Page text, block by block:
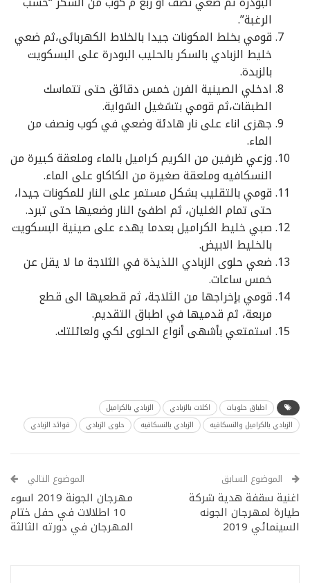
الرغبة”.
قومي بخلط المكونات جيدا بالخلاط الكهربائى،ثم ضعي
خليط الزبادي بالسكر بالحليب البودرة على البسكويت
بالزبدة.
ادخلي الصينية الفرن خمس دقائق حتى تتماسك
الطبقات،ثم قومي بتشغيل الشواية.
جهزى اناء على نار هادئة وضعي في كوب ونصف من
الماء.
وزعي ظرفين من الكريم كراميل بالماء وملعقة كبيرة من
النسكافيه وملعقة صغيرة من الكاكاو على الماء.
قومي بالتقليب بشكل مستمر على النار للمكونات جيدا،
حتى تمام الغليان، ثم اطفئ النار وضعيها حتى تبرد.
صبي خليط الكراميل بعدما يهدء على صينية البسكويت
بالخليط الابيض.
ضعي حلوى الزبادي اللذيذة في الثلاجة ما لا يقل عن
خمس ساعات.
قومي بإخراجها من الثلاجة، ثم قطعيها الى قطع
مربعة، ثم قدميها في اطباق التقديم.
استمتعي بأشهى أنواع الحلوى لكي ولعائلتك.
اطباق حلويات اكلات بالزبادي
الزبادي بالكراميل
الزبادي بالكراميل والنسكافيه
الزبادي بالنسكافيه حلوى الزبادي فوائد الزبادي
الموضوع السابق
اغنية سقفة هدية شركة
طيارة لمهرجان الجونه
السينمائي 2019
الموضوع التالي
مهرجان الجونة 2019 اسوء
10 اطلالات في حفل ختام
المهرجان في دورته الثالثة